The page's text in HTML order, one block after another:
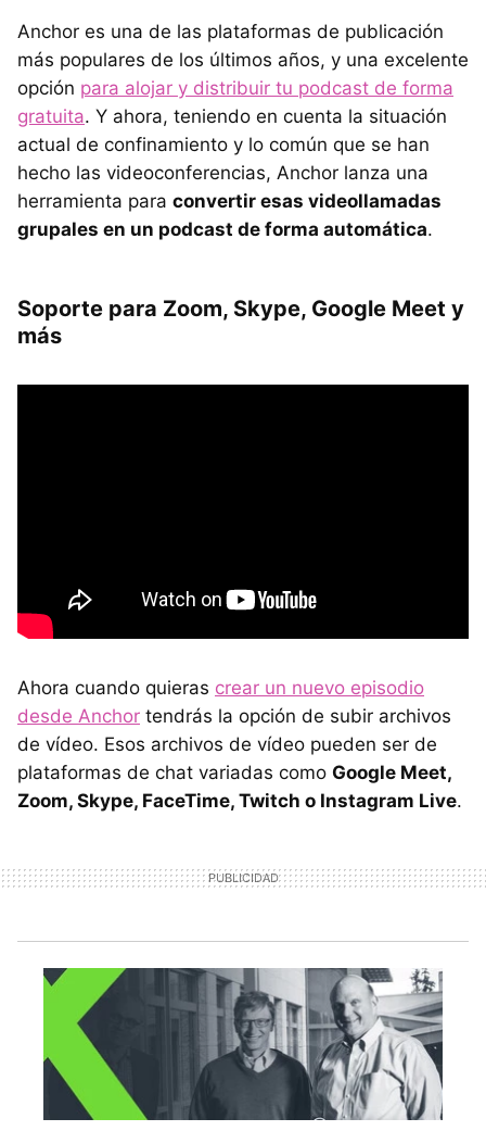
Anchor es una de las plataformas de publicación
más populares de los últimos años, y una excelente
opción para alojar y distribuir tu podcast de forma
gratuita. Y ahora, teniendo en cuenta la situación
actual de confinamiento y lo común que se han
hecho las videoconferencias, Anchor lanza una
herramienta para convertir esas videollamadas
grupales en un podcast de forma automática.
Soporte para Zoom, Skype, Google Meet y
más
Ahora cuando quieras crear un nuevo episodio
desde Anchor tendrás la opción de subir archivos
de vídeo. Esos archivos de vídeo pueden ser de
plataformas de chat variadas como Google Meet,
Zoom, Skype, FaceTime, Twitch o Instagram Live.